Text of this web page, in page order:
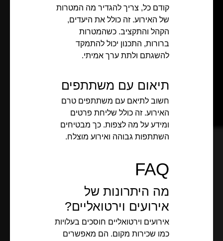
קודם כל, צריך להגדיר מה המטרות
של האירוע. זה כולל את היעדים,
הקהל והתקציב. כשהמטרות
ברורות, התכנון יכול להתמקד
להשגתם ולתת ערך אמיתי.
תיאום עם משתתפים
חשוב לתיאם עם משתתפים טרם
האירוע. זה כולל שליחת פרטים
ומידע על מה לצפות. כך מבטיחים
השתתפות גבוהה ואירוע מוצלח.
FAQ
מה היתרונות של
אירועים וירטואליים?
אירועים וירטואליים חוסכים בעלויות
כמו שכירות מקום. הם מאפשרים